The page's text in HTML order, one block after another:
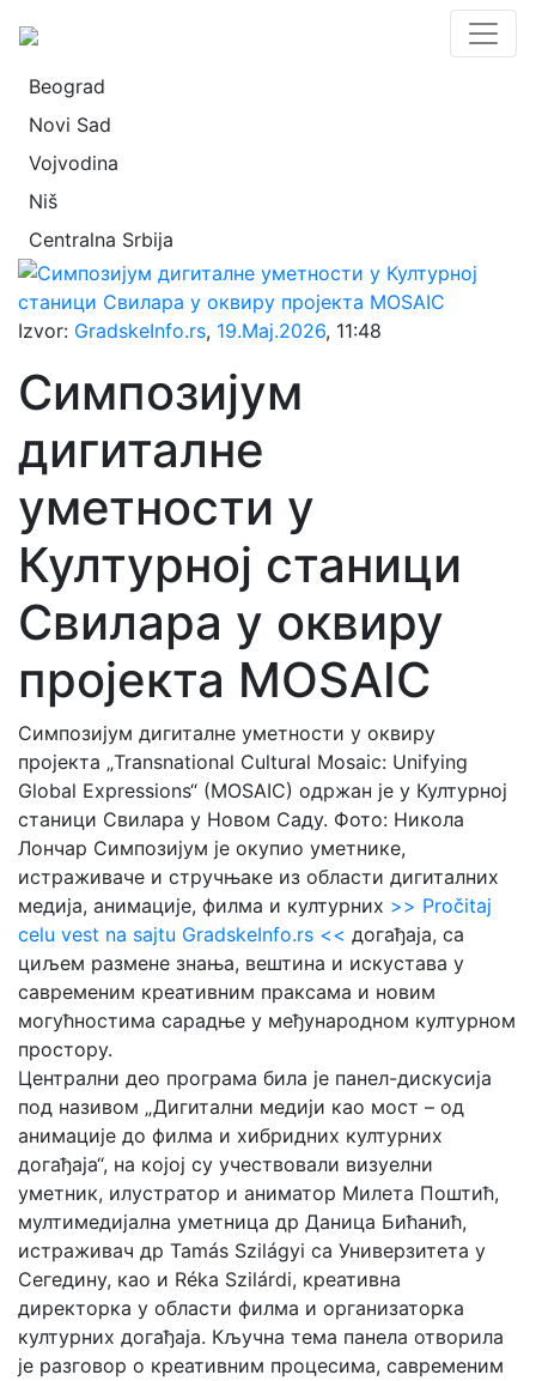
Beograd
Novi Sad
Vojvodina
Niš
Centralna Srbija
Izvor: GradskeInfo.rs, 19.Maj.2026, 11:48
Симпозијум
дигиталне
уметности у
Културној станици
Свилара у оквиру
пројекта MOSAIC
Симпозијум дигиталне уметности у оквиру
пројекта „Transnational Cultural Mosaic: Unifying
Global Expressions“ (MOSAIC) одржан је у Културној
станици Свилара у Новом Саду. Фото: Никола
Лончар Симпозијум је окупио уметнике,
истраживаче и стручњаке из области дигиталних
медија, анимације, филма и културних >> Pročitaj
celu vest na sajtu GradskeInfo.rs << догађаја, са
циљем размене знања, вештина и искустава у
савременим креативним праксама и новим
могућностима сарадње у међународном културном
простору.
Централни део програма била је панел-дискусија
под називом „Дигитални медији као мост – од
анимације до филма и хибридних културних
догађаја“, на којој су учествовали визуелни
уметник, илустратор и аниматор Милета Поштић,
мултимедијална уметница др Даница Бићанић,
истраживач др Tamás Szilágyi са Универзитета у
Сегедину, као и Réka Szilárdi, креативна
директорка у области филма и организаторка
културних догађаја. Кључна тема панела отворила
је разговор о креативним процесима, савременим